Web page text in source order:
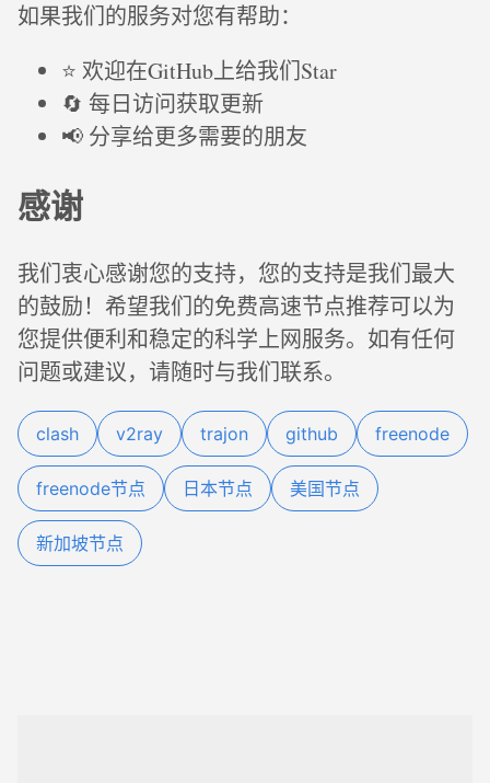
如果我们的服务对您有帮助：
⭐ 欢迎在GitHub上给我们Star
🔄 每日访问获取更新
📢 分享给更多需要的朋友
感谢
我们衷心感谢您的支持，您的支持是我们最大
的鼓励！希望我们的免费高速节点推荐可以为
您提供便利和稳定的科学上网服务。如有任何
问题或建议，请随时与我们联系。
clash v2ray trajon github freenode
freenode节点 日本节点 美国节点
新加坡节点